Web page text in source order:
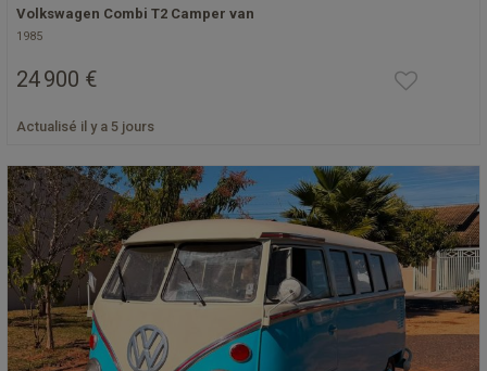
Volkswagen Combi T2 Camper van
1985
24 900 €
Actualisé il y a 5 jours